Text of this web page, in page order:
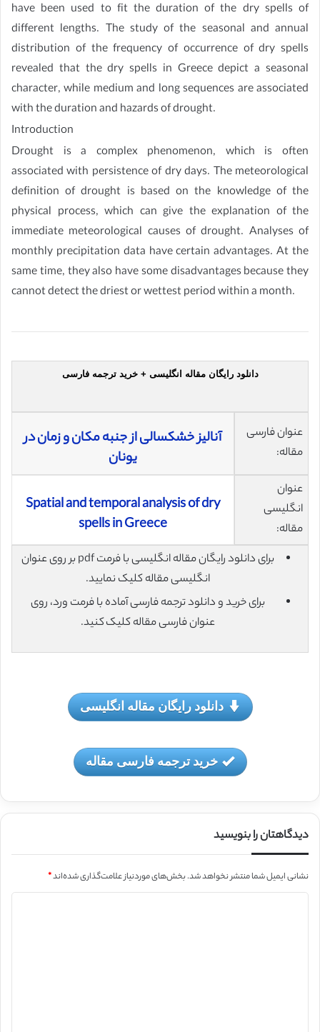
have been used to fit the duration of the dry spells of
different lengths. The study of the seasonal and annual
distribution of the frequency of occurrence of dry spells
revealed that the dry spells in Greece depict a seasonal
character, while medium and long sequences are associated
with the duration and hazards of drought.
Introduction
Drought is a complex phenomenon, which is often
associated with persistence of dry days. The meteorological
definition of drought is based on the knowledge of the
physical process, which can give the explanation of the
immediate meteorological causes of drought. Analyses of
monthly precipitation data have certain advantages. At the
same time, they also have some disadvantages because they
cannot detect the driest or wettest period within a month.
دانلود رایگان مقاله انگلیسی + خرید ترجمه فارسی
عنوان فارسی
مقاله:
آنالیز خشکسالی از جنبه مکان و زمان در
یونان
عنوان
انگلیسی
مقاله:
Spatial and temporal analysis of dry
spells in Greece
برای دانلود رایگان مقاله انگلیسی با فرمت pdf بر روی عنوان
انگلیسی مقاله کلیک نمایید.
برای خرید و دانلود ترجمه فارسی آماده با فرمت ورد، روی
عنوان فارسی مقاله کلیک کنید.
دانلود رایگان مقاله انگلیسی
خرید ترجمه فارسی مقاله
دیدگاهتان را بنویسید
نشانی ایمیل شما منتشر نخواهد شد.بخش‌های موردنیاز علامت‌گذاری شده‌اند*